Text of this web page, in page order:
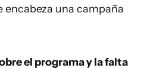
una campaña
el programa y la falta